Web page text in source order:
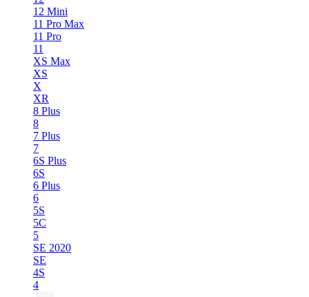
12 Mini
11 Pro Max
11 Pro
11
XS Max
XS
X
XR
8 Plus
8
7 Plus
7
6S Plus
6S
6 Plus
6
5S
5C
5
SE 2020
SE
4S
4